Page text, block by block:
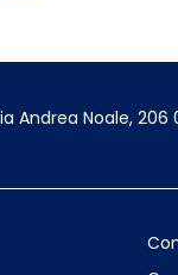
Andrea Noale, 206